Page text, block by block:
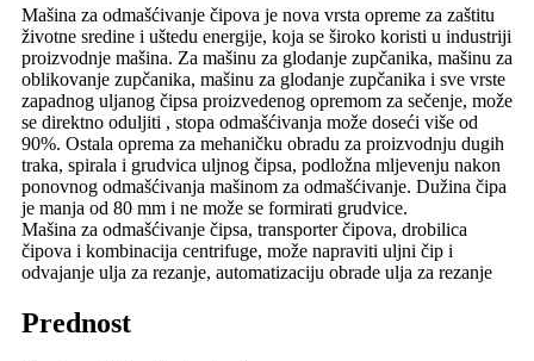
Mašina za odmašćivanje čipova je nova vrsta opreme za zaštitu
životne sredine i uštedu energije, koja se široko koristi u industriji
proizvodnje mašina. Za mašinu za glodanje zupčanika, mašinu za
oblikovanje zupčanika, mašinu za glodanje zupčanika i sve vrste
zapadnog uljanog čipsa proizvedenog opremom za sečenje, može
se direktno oduljiti , stopa odmašćivanja može doseći više od
90%. Ostala oprema za mehaničku obradu za proizvodnju dugih
traka, spirala i grudvica uljnog čipsa, podložna mljevenju nakon
ponovnog odmašćivanja mašinom za odmašćivanje. Dužina čipa
je manja od 80 mm i ne može se formirati grudvice.
Mašina za odmašćivanje čipsa, transporter čipova, drobilica
čipova i kombinacija centrifuge, može napraviti uljni čip i
odvajanje ulja za rezanje, automatizaciju obrade ulja za rezanje
Prednost